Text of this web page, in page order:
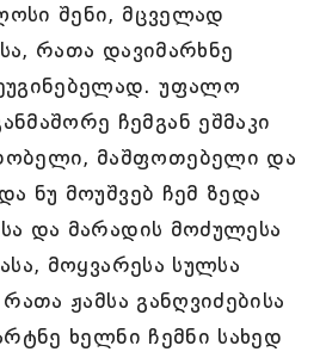
შენი, მცველად
რათა დავიმარხნე
უფალო
ჩემგან ეშმაკი
მაშფოთებელი და
ნუ მოუშვებ ჩემ ზედა
და მარადის მოძულესა
მოყვარესა სულსა
ჟამსა განღვიძებისა
ხელნი ჩემნი სახედ